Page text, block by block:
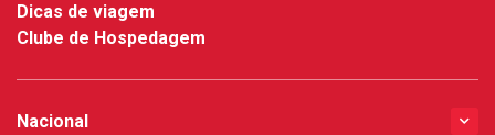
Dicas de viagem
Clube de Hospedagem
Nacional